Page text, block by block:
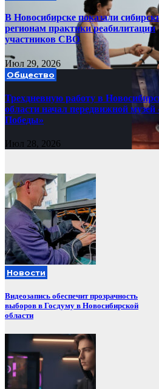
В Новосибирске показали
регионам практики реабилитации
участников СВО
Июл 29, 2026
Общество
Трехдневную работу в
области начал передвижной музей
Победы»
Июл 28, 2026
Новости
Видеозапись обеспечит прозрачность
выборов в Госдуму в Новосибирской
области